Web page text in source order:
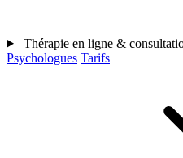
Thérapie en ligne &
Psychologues Tarifs